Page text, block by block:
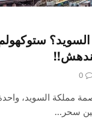
0
مملكة السويد،
بين سحر…